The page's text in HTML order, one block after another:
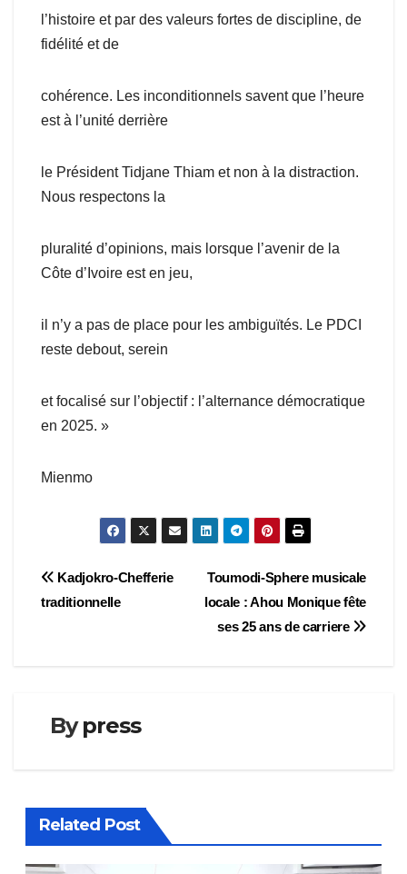
l’histoire et par des valeurs fortes de discipline, de
fidélité et de
cohérence. Les inconditionnels savent que l’heure
est à l’unité derrière
le Président Tidjane Thiam et non à la distraction.
Nous respectons la
pluralité d’opinions, mais lorsque l’avenir de la
Côte d’Ivoire est en jeu,
il n’y a pas de place pour les ambiguïtés. Le PDCI
reste debout, serein
et focalisé sur l’objectif : l’alternance démocratique
en 2025. »
Mienmo
Navigation
Toumodi-Sphere musicale
locale : Ahou Monique fête
ses 25 ans de carriere
Kadjokro-Chefferie
traditionnelle
Bypress
Related Post